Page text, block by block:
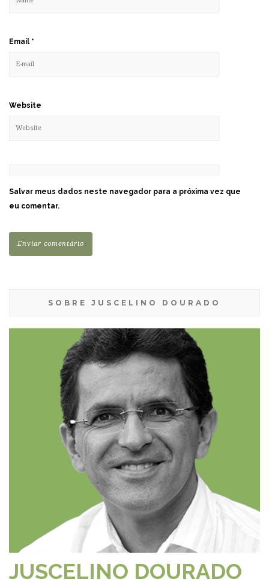
Email *
Website
Salvar meus dados neste navegador para a próxima vez que
eu comentar.
SOBRE JUSCELINO DOURADO
JUSCELINO DOURADO